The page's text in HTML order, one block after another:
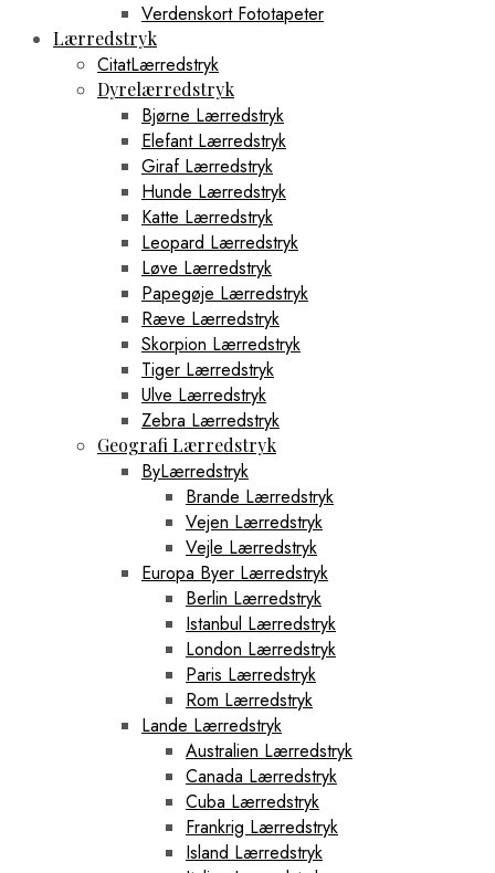
Verdenskort Fototapeter
Lærredstryk
CitatLærredstryk
Dyrelærredstryk
Bjørne Lærredstryk
Elefant Lærredstryk
Giraf Lærredstryk
Hunde Lærredstryk
Katte Lærredstryk
Leopard Lærredstryk
Løve Lærredstryk
Papegøje Lærredstryk
Ræve Lærredstryk
Skorpion Lærredstryk
Tiger Lærredstryk
Ulve Lærredstryk
Zebra Lærredstryk
Geografi Lærredstryk
ByLærredstryk
Brande Lærredstryk
Vejen Lærredstryk
Vejle Lærredstryk
Europa Byer Lærredstryk
Berlin Lærredstryk
Istanbul Lærredstryk
London Lærredstryk
Paris Lærredstryk
Rom Lærredstryk
Lande Lærredstryk
Australien Lærredstryk
Canada Lærredstryk
Cuba Lærredstryk
Frankrig Lærredstryk
Island Lærredstryk